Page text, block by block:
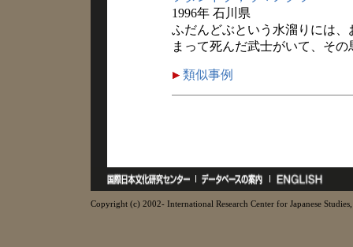
1996年 石川県
ふだんどぶという水溜りには
まって死んだ武士がいて、そ
類似事例
Copyright (c) 2002- International Research Center for Japanese